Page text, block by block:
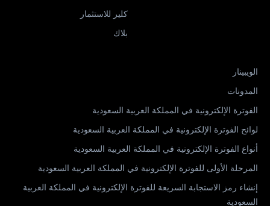
كلير للاستثمار
بلاك
الويبينار
المدونات
الفوترة الإلكترونية في المملكة العربية السعودية
لوائح الفوترة الإلكترونية في المملكة العربية السعودية
أنواع الفوترة الإلكترونية في المملكة العربية السعودية
المرحلة الأولى للفوترة الإلكترونية في المملكة العربية السعودية
إنشاء رمز الاستجابة السريعة للفوترة الإلكترونية في المملكة العربية
السعودية